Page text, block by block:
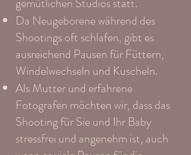
Da Neugeborene während des
Shootings oft schlafen, gibt es
ausreichend Pausen für Füttern,
Windelwechseln und Kuscheln.
Als Mutter und erfahrene
Fotografen möchten wir, dass das
Shooting für Sie und Ihr Baby
stressfrei und angenehm ist, auch